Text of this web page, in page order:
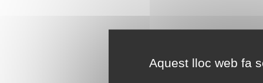
Aquest lloc web fa